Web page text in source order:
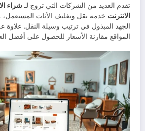
تقدم العديد من الشركات التي تروج لـشراء
الانترنت خدمة نقل وتغليف الأثاث المستعمل،
الجهد المبذول في ترتيب وسيلة النقل. علاوة
المواقع مقارنة الأسعار للحصول على أفضل